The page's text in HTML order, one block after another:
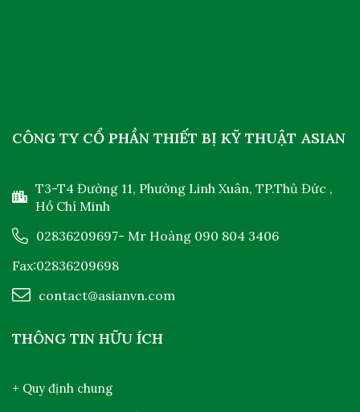
CÔNG TY CỔ PHẦN THIẾT BỊ KỸ THUẬT ASIAN
T3-T4 Đường 11, Phường Linh Xuân, TP.Thủ Đức ,
Hồ Chí Minh
02836209697- Mr Hoàng 090 804 3406
Fax:02836209698
contact@asianvn.com
THÔNG TIN HỮU ÍCH
+ Quy định chung